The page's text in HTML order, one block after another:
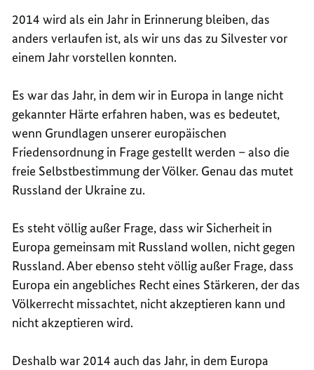
2014 wird als ein Jahr in Erinnerung bleiben, das
anders verlaufen ist, als wir uns das zu Silvester vor
einem Jahr vorstellen konnten.
Es war das Jahr, in dem wir in Europa in lange nicht
gekannter Härte erfahren haben, was es bedeutet,
wenn Grundlagen unserer europäischen
Friedensordnung in Frage gestellt werden – also die
freie Selbstbestimmung der Völker. Genau das mutet
Russland der Ukraine zu.
Es steht völlig außer Frage, dass wir Sicherheit in
Europa gemeinsam mit Russland wollen, nicht gegen
Russland. Aber ebenso steht völlig außer Frage, dass
Europa ein angebliches Recht eines Stärkeren, der das
Völkerrecht missachtet, nicht akzeptieren kann und
nicht akzeptieren wird.
Deshalb war 2014 auch das Jahr, in dem Europa